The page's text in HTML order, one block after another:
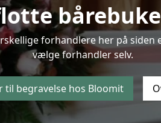
forhandlere her på
vælge forhandler selv.
til begravelse hos Bloomit